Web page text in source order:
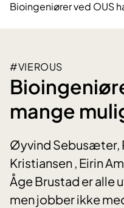
Bioingeniører ved OUS
#VIEROUS
mange
Øyvind Sebusæter,
Kristiansen , Eirin
Åge Brustad er alle
men jobber ikke